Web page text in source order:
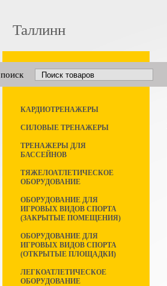
Таллинн
поиск
КАРДИОТРЕНАЖЕРЫ
СИЛОВЫЕ ТРЕНАЖЕРЫ
ТРЕНАЖЕРЫ ДЛЯ
БАССЕЙНОВ
ТЯЖЕЛОАТЛЕТИЧЕСКОЕ
ОБОРУДОВАНИЕ
ОБОРУДОВАНИЕ ДЛЯ
ИГРОВЫХ ВИДОВ СПОРТА
(ЗАКРЫТЫЕ ПОМЕЩЕНИЯ)
ОБОРУДОВАНИЕ ДЛЯ
ИГРОВЫХ ВИДОВ СПОРТА
(ОТКРЫТЫЕ ПЛОЩАДКИ)
ЛЕГКОАТЛЕТИЧЕСКОЕ
ОБОРУДОВАНИЕ